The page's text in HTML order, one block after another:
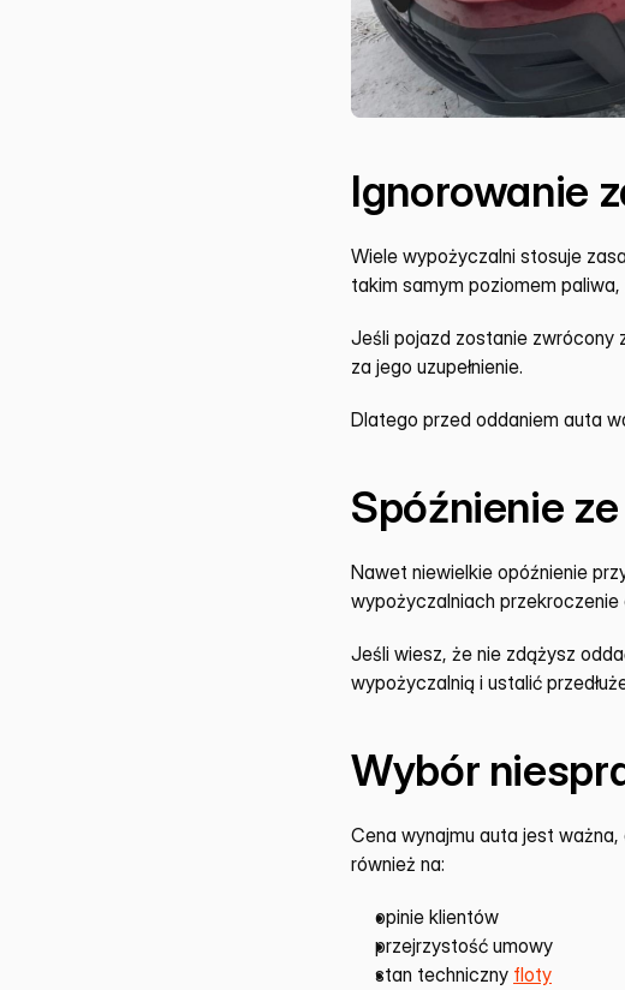
Ignorowanie
Wiele wypożyczalni stosuje
takim samym poziomem paliwa,
Jeśli pojazd zostanie zwrócony
za jego uzupełnienie.
Dlatego przed oddaniem auta
Spóźnienie
Nawet niewielkie opóźnienie
wypożyczalniach
Jeśli wiesz, że nie zdążysz
wypożyczalnią i ustalić
Wybór
Cena wynajmu auta jest
również na:
opinie klientów
przejrzystość umowy
stan techniczny floty